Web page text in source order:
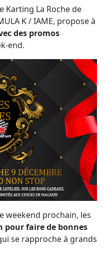
Karting La Roche de
K / IAME, propose à
des promos
end.
weekend prochain, les
pour faire de bonnes
se rapproche à grands